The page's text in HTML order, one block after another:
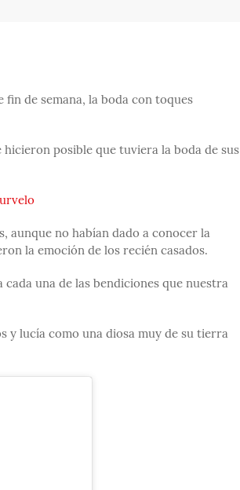
fin de semana, la boda con toques
posible que tuviera la boda de sus
aunque no habían dado a conocer la
la emoción de los recién casados.
una de las bendiciones que nuestra
y lucía como una diosa muy de su tierra